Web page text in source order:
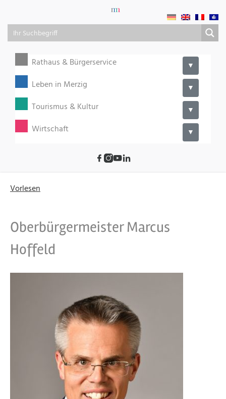
Rathaus & Bürgerservice ▼
Leben in Merzig ▼
Tourismus & Kultur ▼
Wirtschaft ▼
Vorlesen
Oberbürgermeister Marcus
Hoffeld